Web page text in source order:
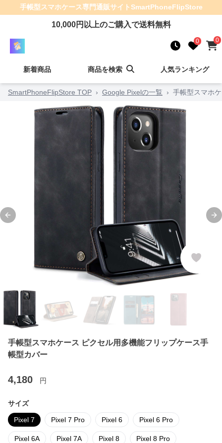
手帳型スマホケース専門通販サイトSmartPhoneFlipStore
10,000円以上のご購入で送料無料
0 0
新着商品 商品を検索 人気ランキング
SmartPhoneFlipStore TOP › Google Pixelの一覧 › 手帳型スマホ
Previous slide
手帳型スマホケース ピクセル用多機能フリップケース手
帳型カバー
4,180 円
サイズ
Pixel 7 Pixel 7 Pro Pixel 6 Pixel 6 Pro
Pixel 6A Pixel 7A Pixel 8 Pixel 8 Pro